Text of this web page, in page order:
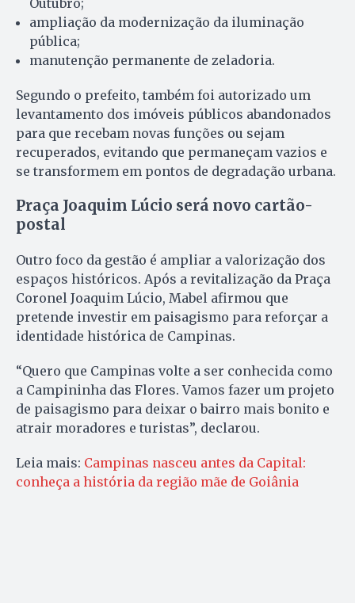
Outubro;
ampliação da modernização da iluminação
pública;
manutenção permanente de zeladoria.
Segundo o prefeito, também foi autorizado um
levantamento dos imóveis públicos abandonados
para que recebam novas funções ou sejam
recuperados, evitando que permaneçam vazios e
se transformem em pontos de degradação urbana.
Praça Joaquim Lúcio será novo cartão-
postal
Outro foco da gestão é ampliar a valorização dos
espaços históricos. Após a revitalização da Praça
Coronel Joaquim Lúcio, Mabel afirmou que
pretende investir em paisagismo para reforçar a
identidade histórica de Campinas.
“Quero que Campinas volte a ser conhecida como
a Campininha das Flores. Vamos fazer um projeto
de paisagismo para deixar o bairro mais bonito e
atrair moradores e turistas”, declarou.
Leia mais: Campinas nasceu antes da Capital:
conheça a história da região mãe de Goiânia